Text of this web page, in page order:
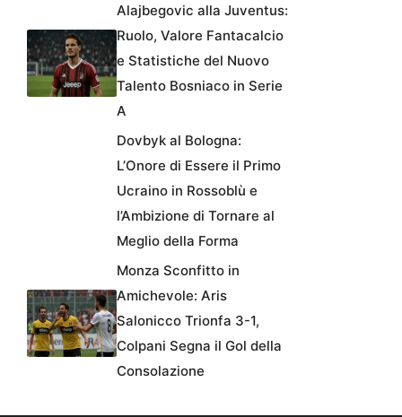
Alajbegovic alla Juventus:
Ruolo, Valore Fantacalcio
e Statistiche del Nuovo
Talento Bosniaco in Serie
A
Dovbyk al Bologna:
L’Onore di Essere il Primo
Ucraino in Rossoblù e
l’Ambizione di Tornare al
Meglio della Forma
Monza Sconfitto in
Amichevole: Aris
Salonicco Trionfa 3-1,
Colpani Segna il Gol della
Consolazione